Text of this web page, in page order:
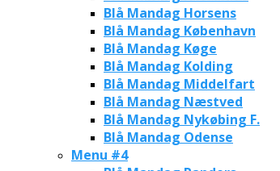
Blå Mandag Horsens
Blå Mandag København
Blå Mandag Køge
Blå Mandag Kolding
Blå Mandag Middelfart
Blå Mandag Næstved
Blå Mandag Nykøbing F.
Blå Mandag Odense
Menu #4